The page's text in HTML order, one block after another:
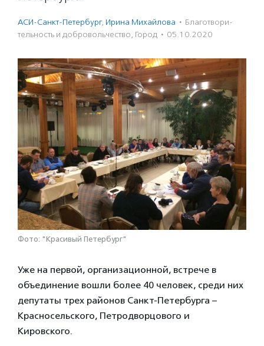
АСИ-Санкт-Петербург, Ирина Михайлова · Благотвори­
тель­ность и доброволь­чест­во, Город · 05.10.2020
Фото: "Красивый Петербург"
Уже на первой, организационной, встрече в
объединение вошли более 40 человек, среди них
депутаты трех районов Санкт-Петербурга –
Красносельского, Петродворцового и
Кировского.